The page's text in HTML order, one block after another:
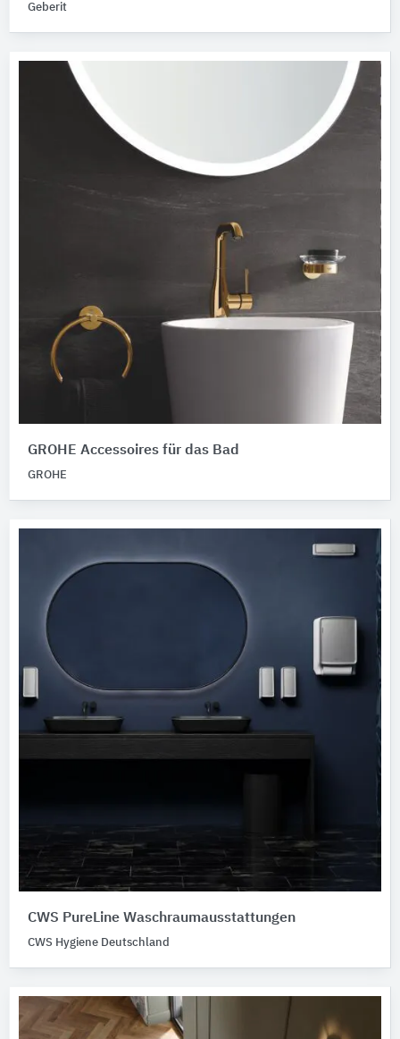
Geberit
GROHE Accessoires für das Bad
GROHE
CWS PureLine Waschraumausstattungen
CWS Hygiene Deutschland